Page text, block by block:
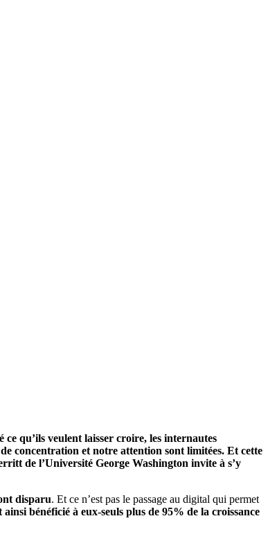
ce qu’ils veulent laisser croire, les internautes
concentration et notre attention sont limitées. Et cette
de l’Université George Washington invite à s’y
disparu. Et ce n’est pas le passage au digital qui permet
bénéficié à eux-seuls plus de 95% de la croissance